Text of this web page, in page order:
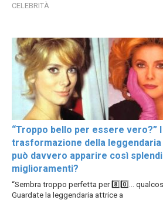
CELEBRITÀ
“Troppo bello per essere vero?”
trasformazione della leggendaria
può davvero apparire così
miglioramenti?
“Sembra troppo perfetta per 8️⃣0️⃣…
Guardate la leggendaria attrice a